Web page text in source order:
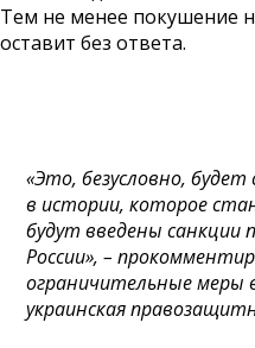
Тем не менее покушение
оставит без ответа.
«Это, безусловно,
в истории, которое
будут введены
России», –
ограничительные меры
украинская